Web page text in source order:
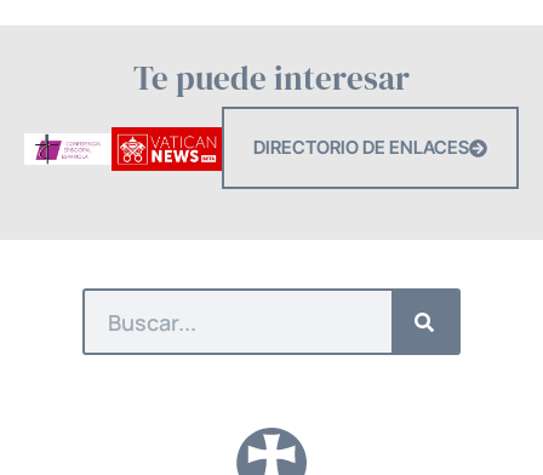
Te puede interesar
DIRECTORIO DE ENLACES